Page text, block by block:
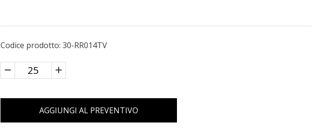
Codice prodotto: 30-RR014TV
AGGIUNGI AL PREVENTIVO